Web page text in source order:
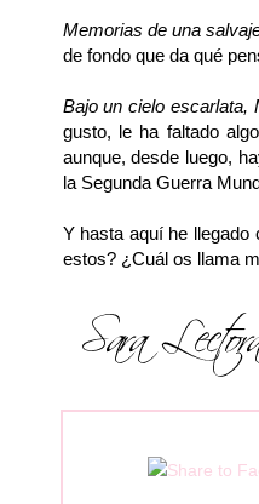
Memorias de una
de fondo que da qué
Bajo un cielo escarlata,
gusto, le ha faltado
aunque, desde luego,
la Segunda Guerra
Y hasta aquí he llegado
estos? ¿Cuál os llama